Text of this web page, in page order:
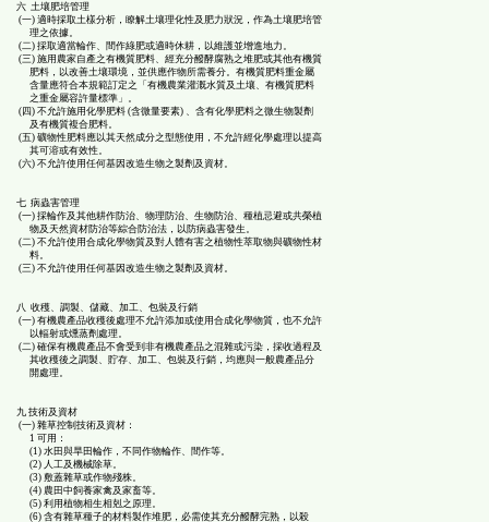
六 土壤肥培管理
(一) 適時採取土樣分析，瞭解土壤理化性及肥力狀況，作為土壤肥培管
理之依據。
(二) 採取適當輪作、間作綠肥或適時休耕，以維護並增進地力。
(三) 施用農家自產之有機質肥料、經充分醱酵腐熟之堆肥或其他有機質
肥料，以改善土壤環境，並供應作物所需養分。有機質肥料重金屬
含量應符合本規範訂定之「有機農業灌溉水質及土壤、有機質肥料
之重金屬容許量標準」。
(四) 不允許施用化學肥料 (含微量要素) 、含有化學肥料之微生物製劑
及有機質複合肥料。
(五) 礦物性肥料應以其天然成分之型態使用，不允許經化學處理以提高
其可溶或有效性。
(六) 不允許使用任何基因改造生物之製劑及資材。
七 病蟲害管理
(一) 採輪作及其他耕作防治、物理防治、生物防治、種植忌避或共榮植
物及天然資材防治等綜合防治法，以防病蟲害發生。
(二) 不允許使用合成化學物質及對人體有害之植物性萃取物與礦物性材
料。
(三) 不允許使用任何基因改造生物之製劑及資材。
八 收穫、調製、儲藏、加工、包裝及行銷
(一) 有機農產品收穫後處理不允許添加或使用合成化學物質，也不允許
以輻射或燻蒸劑處理。
(二) 確保有機農產品不會受到非有機農產品之混雜或污染，採收過程及
其收穫後之調製、貯存、加工、包裝及行銷，均應與一般農產品分
開處理。
九 技術及資材
(一) 雜草控制技術及資材：
1 可用：
(1) 水田與旱田輪作，不同作物輪作、間作等。
(2) 人工及機械除草。
(3) 敷蓋雜草或作物殘株。
(4) 農田中飼養家禽及家畜等。
(5) 利用植物相生相剋之原理。
(6) 含有雜草種子的材料製作堆肥，必需使其充分醱酵完熟，以殺